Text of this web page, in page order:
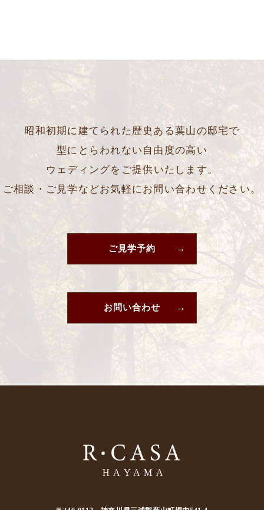
昭和初期に建てられた歴史ある葉山の邸宅で
型にとらわれない自由度の高い
ウェディングをご提供いたします。
ご相談・ご見学などお気軽にお問い合わせください。
ご見学予約
お問い合わせ